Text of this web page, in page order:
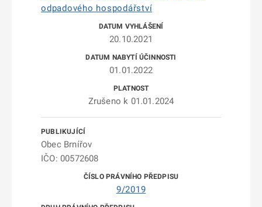
odpadového hospodářství
20.10.2021
01.01.2022
Zrušeno k 01.01.2024
Obec Brnířov
IČO: 00572608
9/2019